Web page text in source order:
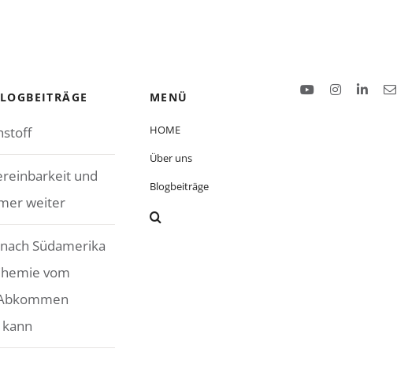
und
weiter
Südamerika
vom
MENÜ
HOME
Über uns
Blogbeiträge